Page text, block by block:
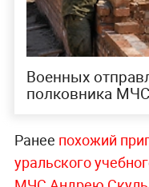
Военных
полковника
Ранее похожий
уральского